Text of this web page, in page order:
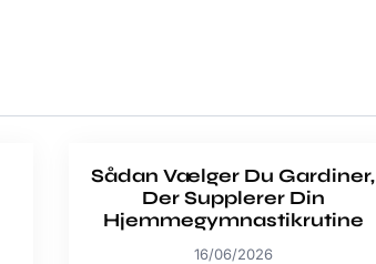
Sådan Vælger Du Gardiner,
Der Supplerer Din
Hjemmegymnastikrutine
16/06/2026